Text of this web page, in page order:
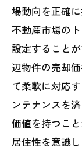
場動向を正確
不動産市場の
設定すること
辺物件の売却
て柔軟に対応
ンテナンスを
価値を持つこ
居住性を意識